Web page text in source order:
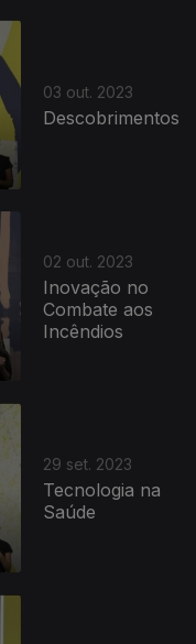
03 out. 2023
Descobrimentos
02 out. 2023
Inovação no
Combate aos
Incêndios
29 set. 2023
Tecnologia na
Saúde